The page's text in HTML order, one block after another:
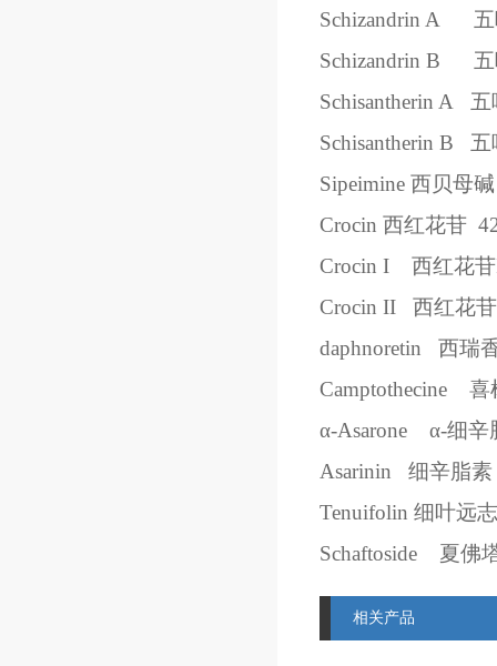
Schizandrin A
Schizandrin B
Schisantherin A
五
Schisantherin B
五
Sipeimine 西贝母碱
Crocin 西红花苷
Crocin I
西红花苷
Crocin II
西红花苷
daphnoretin
西瑞
Camptothecine
喜
α-Asarone α-细辛
Asarinin
细辛脂素
Tenuifolin 细叶远
Schaftoside
夏佛
相关产品